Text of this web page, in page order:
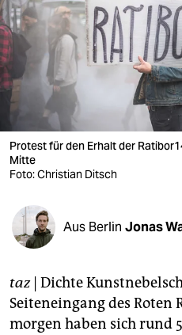
berlin
nord
wahrheit
verlag
verlag
shop
fragen & hilfe
unterstützen
abo
Protest für den Erhalt der
Mitte
Foto: Christian Ditsch
Aus Berlin Jonas
taz| Dichte
Seiteneingang des Roten
morgen haben sich rund